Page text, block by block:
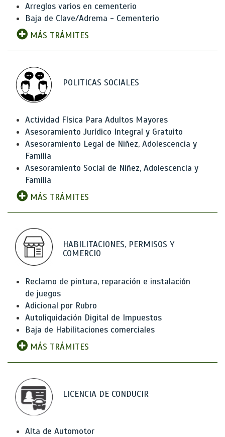
Arreglos varios en cementerio
Baja de Clave/Adrema - Cementerio
MÁS TRÁMITES
POLITICAS SOCIALES
Actividad Física Para Adultos Mayores
Asesoramiento Jurídico Integral y Gratuito
Asesoramiento Legal de Niñez, Adolescencia y
Familia
Asesoramiento Social de Niñez, Adolescencia y
Familia
MÁS TRÁMITES
HABILITACIONES, PERMISOS Y
COMERCIO
Reclamo de pintura, reparación e instalación
de juegos
Adicional por Rubro
Autoliquidación Digital de Impuestos
Baja de Habilitaciones comerciales
MÁS TRÁMITES
LICENCIA DE CONDUCIR
Alta de Automotor